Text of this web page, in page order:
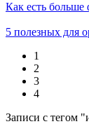
Как есть больше
5 полезных для
1
2
3
4
Записи с тегом